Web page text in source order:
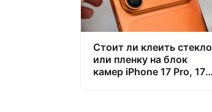
Стоит ли клеить стекло
или пленку на блок
камер iPhone 17 Pro, 17